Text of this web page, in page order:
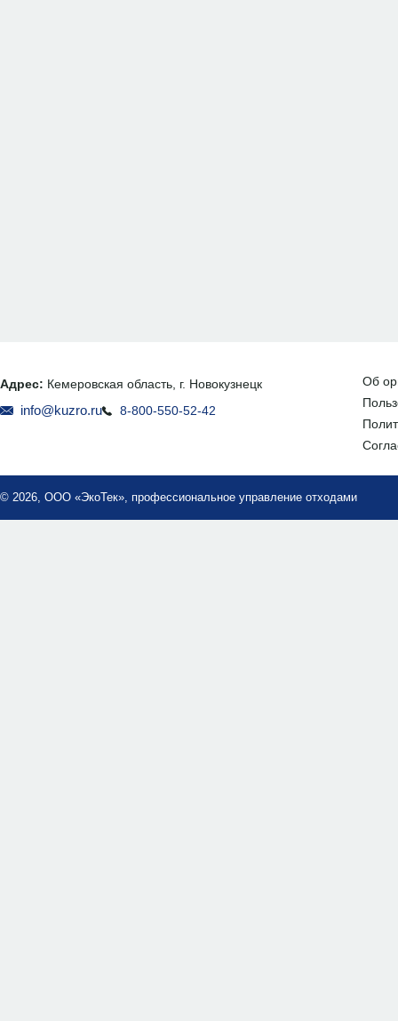
Адрес: Кемеровская область, г. Новокузнецк
info@kuzro.ru 8-800-550-52-42
Об
© 2026, ООО «ЭкоТек», профессиональное управление отходами